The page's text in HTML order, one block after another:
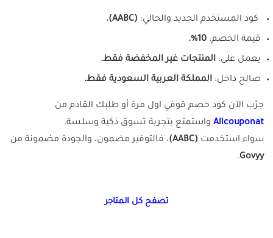
كود المستخدم الجديد والحالي: (AABC).
قيمة الخصم: 10%.
يعمل على: المنتجات غير المخفضة فقط.
صالح داخل: المملكة العربية السعودية فقط.
جرّب الآن كود خصم قوفي اول مرة أو طلبك القادم من
Allcouponat واستمتع بتجربة تسوق ذكية وسلسة.
سواء استخدمت (AABC)
، فالتوفير مضمون، والجودة مضمونة من
Govyy
.
تصفح كل المتاجر